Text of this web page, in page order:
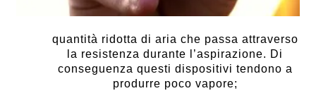
quantità ridotta di aria che passa attraverso
la resistenza durante l’aspirazione. Di
conseguenza questi dispositivi tendono a
produrre poco vapore;